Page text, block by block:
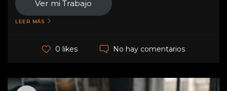
Ver mi Trabajo
LEER MÁS
0 likes No hay comentarios